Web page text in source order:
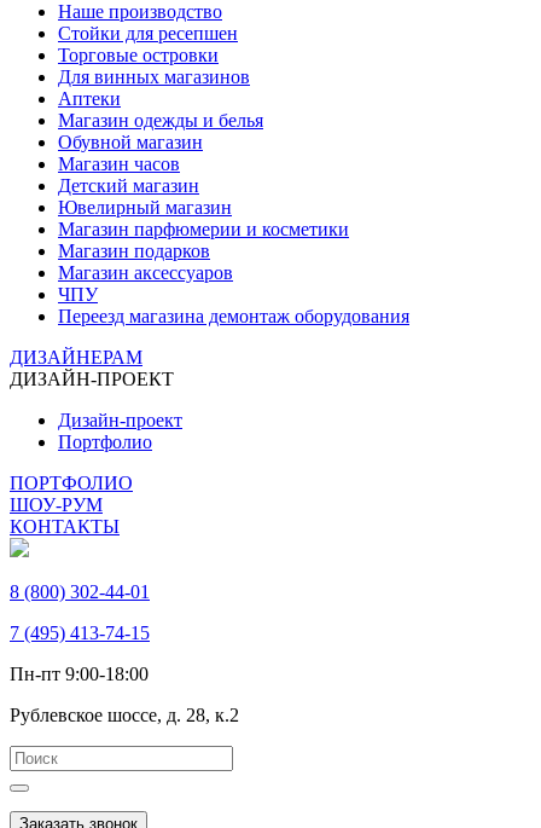
Наше производство
Стойки для ресепшен
Торговые островки
Для винных магазинов
Аптеки
Магазин одежды и белья
Обувной магазин
Магазин часов
Детский магазин
Ювелирный магазин
Магазин парфюмерии и косметики
Магазин подарков
Магазин аксессуаров
ЧПУ
Переезд магазина демонтаж оборудования
ДИЗАЙНЕРАМ
ДИЗАЙН-ПРОЕКТ
Дизайн-проект
Портфолио
ПОРТФОЛИО
ШОУ-РУМ
КОНТАКТЫ
8 (800) 302-44-01
7 (495) 413-74-15
Пн-пт 9:00-18:00
Рублевское шоссе, д. 28, к.2
Заказать звонок